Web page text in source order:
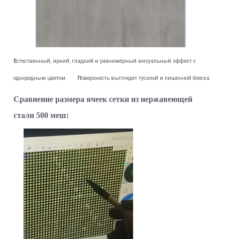
Естественный, яркий, гладкий и равномерный визуальный эффект с
однородным цветом. Поверхность выглядит тусклой и лишенной блеска.
Сравнение размера ячеек сетки из нержавеющей
стали 500 меш: